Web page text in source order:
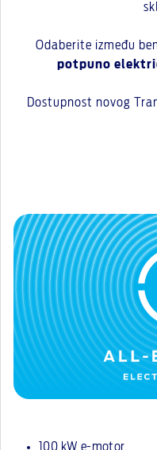
Odaberite između
potpuno
Dostupnost novog
100 kW e-motor